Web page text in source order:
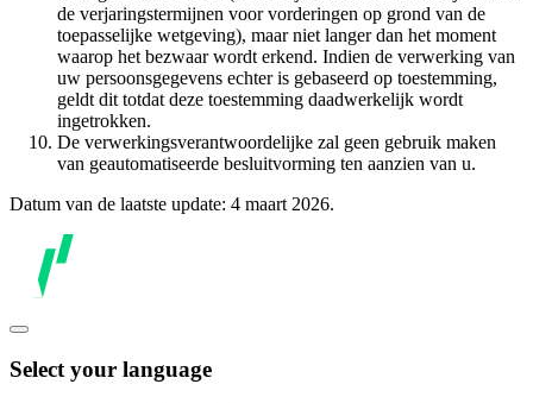
de verjaringstermijnen voor vorderingen op grond van de
toepasselijke wetgeving), maar niet langer dan het moment
waarop het bezwaar wordt erkend. Indien de verwerking van
uw persoonsgegevens echter is gebaseerd op toestemming,
geldt dit totdat deze toestemming daadwerkelijk wordt
ingetrokken.
De verwerkingsverantwoordelijke zal geen gebruik maken
van geautomatiseerde besluitvorming ten aanzien van u.
Datum van de laatste update: 4 maart 2026.
Select your language